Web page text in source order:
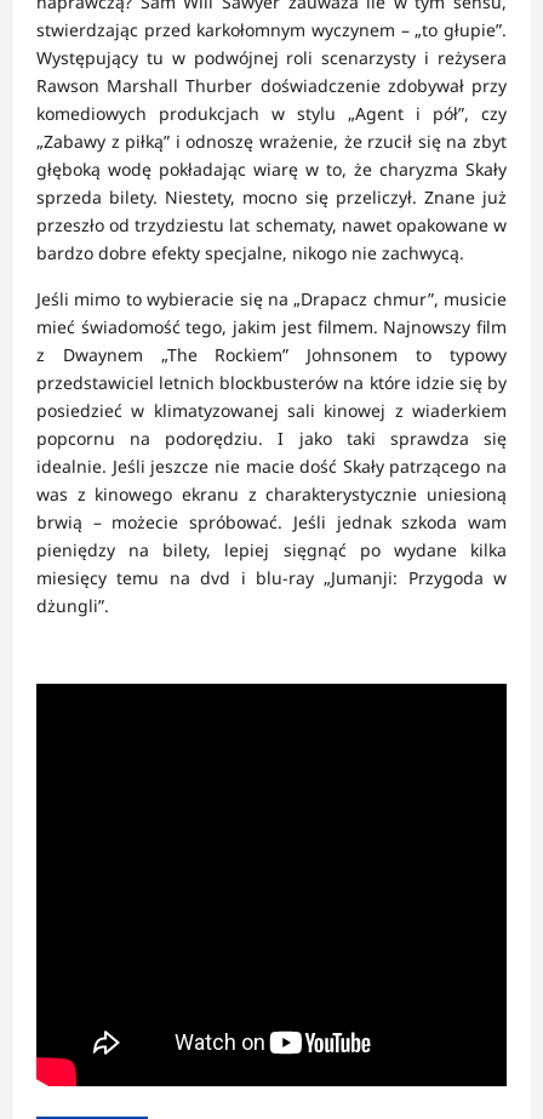
stwierdzając przed karkołomnym wyczynem – „to głupie”.
Występujący tu w podwójnej roli scenarzysty i reżysera
Rawson Marshall Thurber doświadczenie zdobywał przy
komediowych produkcjach w stylu „Agent i pół”, czy
„Zabawy z piłką” i odnoszę wrażenie, że rzucił się na zbyt
głęboką wodę pokładając wiarę w to, że charyzma Skały
sprzeda bilety. Niestety, mocno się przeliczył. Znane już
przeszło od trzydziestu lat schematy, nawet opakowane w
bardzo dobre efekty specjalne, nikogo nie zachwycą.
Jeśli mimo to wybieracie się na „Drapacz chmur”, musicie
mieć świadomość tego, jakim jest filmem. Najnowszy film
z Dwaynem „The Rockiem” Johnsonem to typowy
przedstawiciel letnich blockbusterów na które idzie się by
posiedzieć w klimatyzowanej sali kinowej z wiaderkiem
popcornu na podorędziu. I jako taki sprawdza się
idealnie. Jeśli jeszcze nie macie dość Skały patrzącego na
was z kinowego ekranu z charakterystycznie uniesioną
brwią – możecie spróbować. Jeśli jednak szkoda wam
pieniędzy na bilety, lepiej sięgnąć po wydane kilka
miesięcy temu na dvd i blu-ray „Jumanji: Przygoda w
dżungli”.